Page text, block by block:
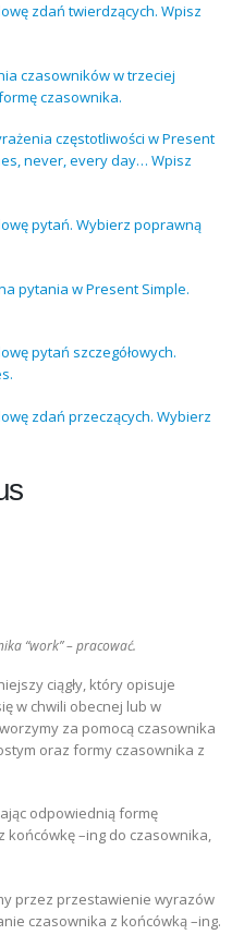
zdań twierdzących. Wpisz
czasowników w trzeciej
czasownika.
częstotliwości w Present
never, every day… Wpisz
pytań. Wybierz poprawną
pytania w Present Simple.
pytań szczegółowych.
zdań przeczących. Wybierz
“work” – pracować.
ciągły, który opisuje
w chwili obecnej lub w
za pomocą czasownika
oraz formy czasownika z
odpowiednią formę
końcówkę –ing do czasownika,
przez przestawienie wyrazów
czasownika z końcówką –ing.